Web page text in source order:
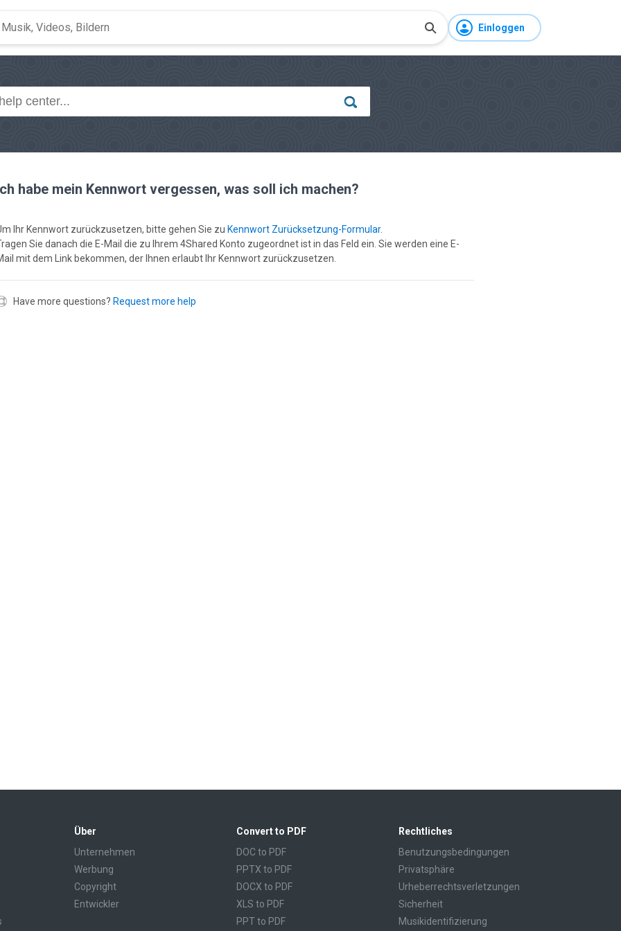
Einloggen
habe mein Kennwort vergessen, was soll ich machen?
Ihr Kennwort zurückzusetzen, bitte gehen Sie zu Kennwort Zurücksetzung-Formular.
Sie danach die E-Mail die zu Ihrem 4Shared Konto zugeordnet ist in das Feld ein. Sie werden eine E-
mit dem Link bekommen, der Ihnen erlaubt Ihr Kennwort zurückzusetzen.
Have more questions? Request more help
Über
Unternehmen
Werbung
Copyright
Entwickler
Convert to PDF
DOC to PDF
PPTX to PDF
DOCX to PDF
XLS to PDF
PPT to PDF
Rechtliches
Benutzungsbedingungen
Privatsphäre
Urheberrechtsverletzungen
Sicherheit
Musikidentifizierung